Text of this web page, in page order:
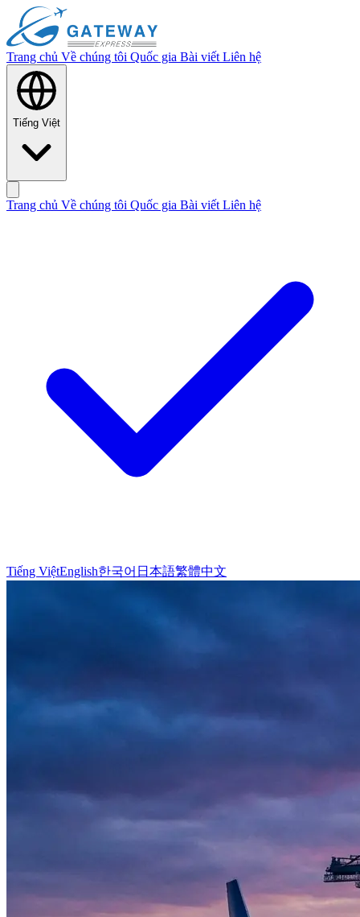
Trang chủ Về chúng tôi Quốc gia Bài viết Liên hệ
Tiếng Việt
Trang chủ Về chúng tôi Quốc gia Bài viết Liên hệ
Tiếng ViệtEnglish한국어 日本語繁體中文